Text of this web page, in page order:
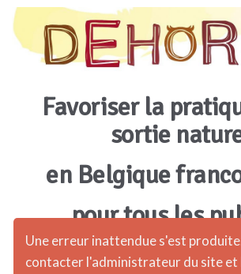
Favoriser la
sortie
en Belgique
pour tous les
Une erreur inattendue s'est
contacter l'administrateur du site et